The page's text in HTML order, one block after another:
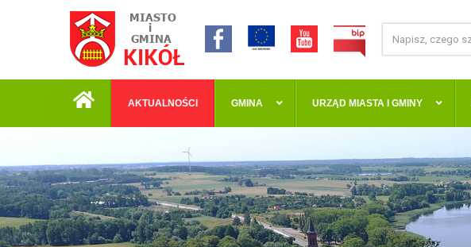
AKTUALNOŚCI GMINA URZĄD MIASTA I GMINY